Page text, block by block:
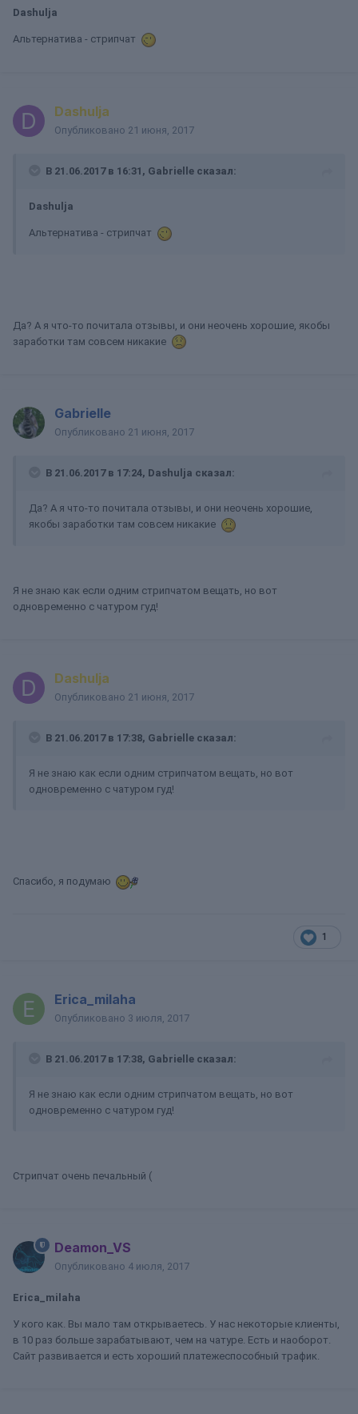
Dashulja
Альтернатива - стрипчат
Dashulja
Опубликовано 21 июня, 2017
В 21.06.2017 в 16:31, Gabrielle сказал:
Dashulja
Альтернатива - стрипчат
Да? А я что-то почитала отзывы, и они неочень хорошие, якобы
заработки там совсем никакие
Gabrielle
Опубликовано 21 июня, 2017
В 21.06.2017 в 17:24, Dashulja сказал:
Да? А я что-то почитала отзывы, и они неочень хорошие,
якобы заработки там совсем никакие
Я не знаю как если одним стрипчатом вещать, но вот
одновременно с чатуром гуд!
Dashulja
Опубликовано 21 июня, 2017
В 21.06.2017 в 17:38, Gabrielle сказал:
Я не знаю как если одним стрипчатом вещать, но вот
одновременно с чатуром гуд!
Спасибо, я подумаю
1
Erica_milaha
Опубликовано 3 июля, 2017
В 21.06.2017 в 17:38, Gabrielle сказал:
Я не знаю как если одним стрипчатом вещать, но вот
одновременно с чатуром гуд!
Стрипчат очень печальный (
Deamon_VS
Опубликовано 4 июля, 2017
Erica_milaha
У кого как. Вы мало там открываетесь. У нас некоторые клиенты,
в 10 раз больше зарабатывают, чем на чатуре. Есть и наоборот.
Сайт развивается и есть хороший платежеспособный трафик.